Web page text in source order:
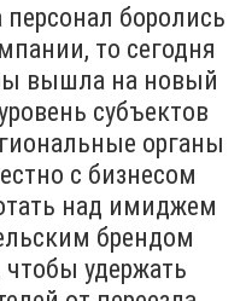
боролись
то сегодня
вышла на новый
субъектов
органы
с бизнесом
над имиджем
брендом
чтобы удержать